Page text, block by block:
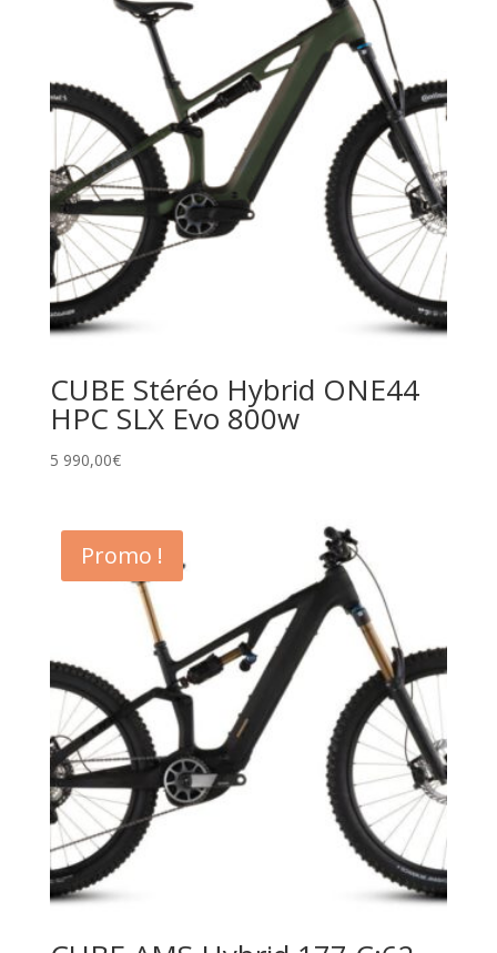
CUBE Stéréo Hybrid ONE44
HPC SLX Evo 800w
5 990,00€
Promo !